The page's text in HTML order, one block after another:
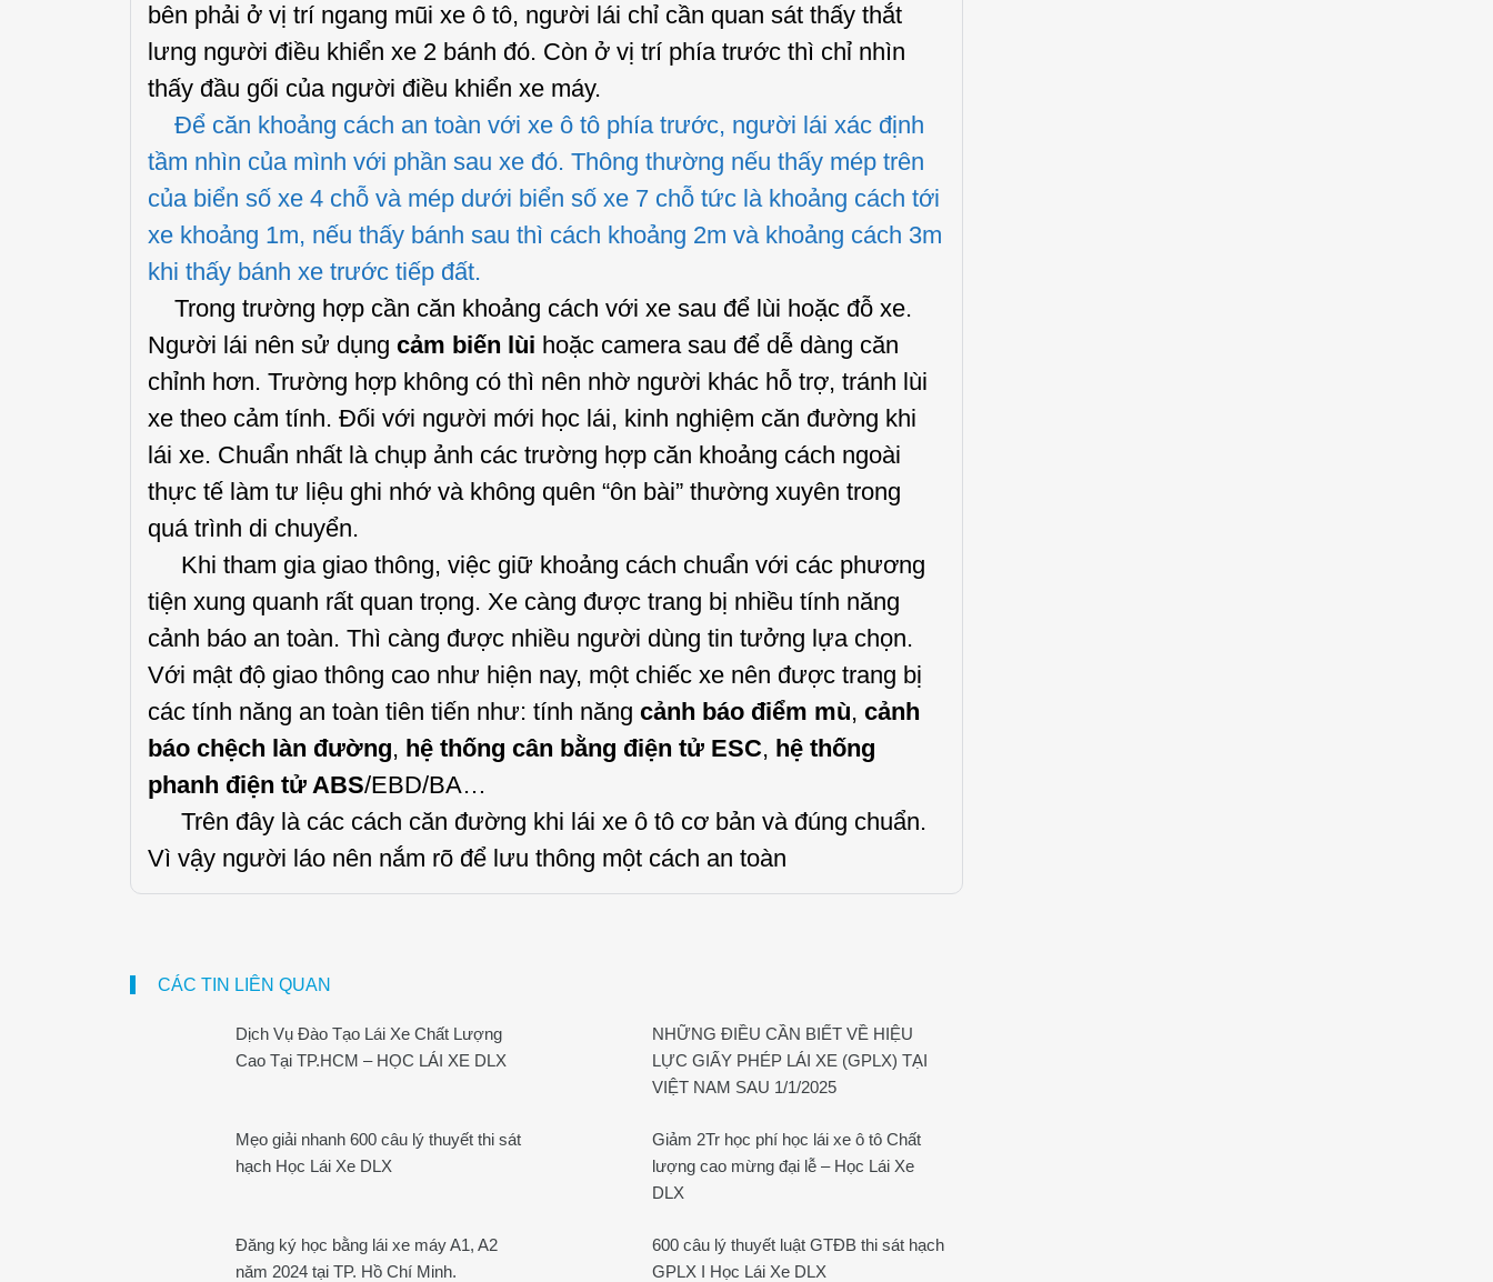
bên phải ở vị trí ngang mũi xe ô tô, người lái chỉ cần quan sát thấy thắt
lưng người điều khiển xe 2 bánh đó. Còn ở vị trí phía trước thì chỉ nhìn
thấy đầu gối của người điều khiển xe máy.
Để căn khoảng cách an toàn với xe ô tô phía trước, người lái xác định
tầm nhìn của mình với phần sau xe đó. Thông thường nếu thấy mép trên
của biển số xe 4 chỗ và mép dưới biển số xe 7 chỗ tức là khoảng cách tới
xe khoảng 1m, nếu thấy bánh sau thì cách khoảng 2m và khoảng cách 3m
khi thấy bánh xe trước tiếp đất.
Trong trường hợp cần căn khoảng cách với xe sau để lùi hoặc đỗ xe.
Người lái nên sử dụng cảm biến lùi hoặc camera sau để dễ dàng căn
chỉnh hơn. Trường hợp không có thì nên nhờ người khác hỗ trợ, tránh lùi
xe theo cảm tính. Đối với người mới học lái, kinh nghiệm căn đường khi
lái xe. Chuẩn nhất là chụp ảnh các trường hợp căn khoảng cách ngoài
thực tế làm tư liệu ghi nhớ và không quên “ôn bài” thường xuyên trong
quá trình di chuyển.
Khi tham gia giao thông, việc giữ khoảng cách chuẩn với các phương
tiện xung quanh rất quan trọng. Xe càng được trang bị nhiều tính năng
cảnh báo an toàn. Thì càng được nhiều người dùng tin tưởng lựa chọn.
Với mật độ giao thông cao như hiện nay, một chiếc xe nên được trang bị
các tính năng an toàn tiên tiến như: tính năng cảnh báo điểm mù, cảnh
báo chệch làn đường, hệ thống cân bằng điện tử ESC, hệ thống
phanh điện tử ABS/EBD/BA…
Trên đây là các cách căn đường khi lái xe ô tô cơ bản và đúng chuẩn.
Vì vậy người láo nên nắm rõ để lưu thông một cách an toàn
CÁC TIN LIÊN QUAN
Dịch Vụ Đào Tạo Lái Xe Chất Lượng
Cao Tại TP.HCM – HỌC LÁI XE DLX
NHỮNG ĐIỀU CẦN BIẾT VỀ HIỆU
LỰC GIẤY PHÉP LÁI XE (GPLX) TẠI
VIỆT NAM SAU 1/1/2025
Mẹo giải nhanh 600 câu lý thuyết thi sát
hạch Học Lái Xe DLX
Giảm 2Tr học phí học lái xe ô tô Chất
lượng cao mừng đại lễ – Học Lái Xe
DLX
Đăng ký học bằng lái xe máy A1, A2
năm 2024 tại TP. Hồ Chí Minh.
600 câu lý thuyết luật GTĐB thi sát hạch
GPLX I Học Lái Xe DLX